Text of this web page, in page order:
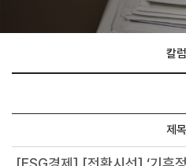
칼럼
제목